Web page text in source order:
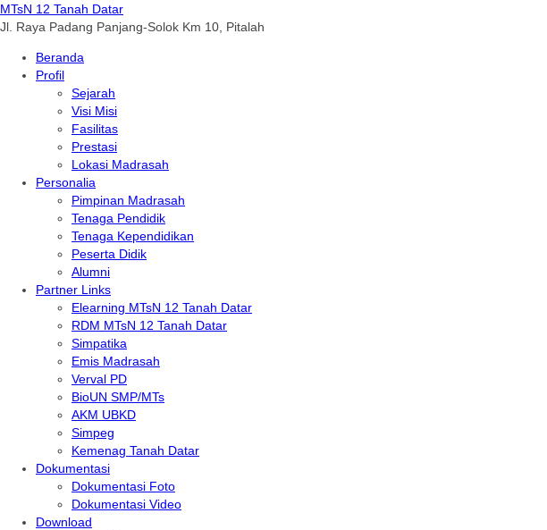
MTsN 12 Tanah Datar
Jl. Raya Padang Panjang-Solok Km 10, Pitalah
Beranda
Profil
Sejarah
Visi Misi
Fasilitas
Prestasi
Lokasi Madrasah
Personalia
Pimpinan Madrasah
Tenaga Pendidik
Tenaga Kependidikan
Peserta Didik
Alumni
Partner Links
Elearning MTsN 12 Tanah Datar
RDM MTsN 12 Tanah Datar
Simpatika
Emis Madrasah
Verval PD
BioUN SMP/MTs
AKM UBKD
Simpeg
Kemenag Tanah Datar
Dokumentasi
Dokumentasi Foto
Dokumentasi Video
Download